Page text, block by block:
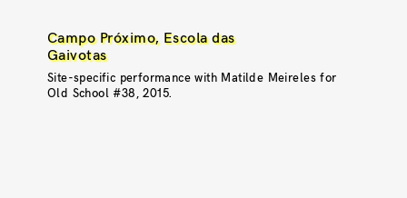
Campo Próximo, Escola das
Gaivotas
Site-specific performance with Matilde Meireles for
Old School #38, 2015.